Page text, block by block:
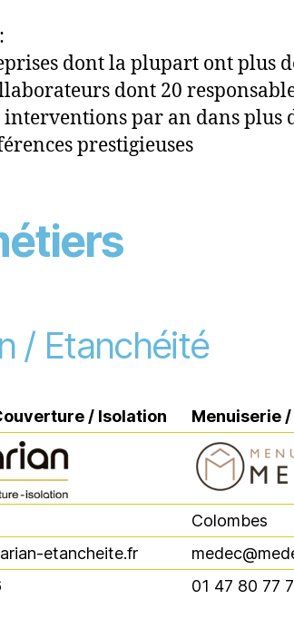
dont la plupart ont plus de
dont 20
par an dans plus
prestigieuses
/ Etanchéité
/ Isolation Menuiserie
/ Isolation
Menuiserie
Colombes
etancheite.fr
01 47 80 77